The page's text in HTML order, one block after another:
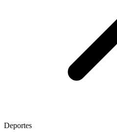
Deportes